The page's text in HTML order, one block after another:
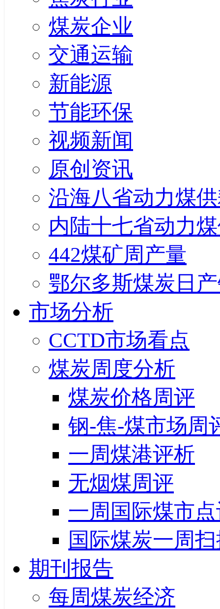
煤炭企业
交通运输
新能源
节能环保
视频新闻
原创资讯
沿海八省动力煤
内陆十七省动力
442煤矿周产量
鄂尔多斯煤炭日
市场分析
CCTD市场看点
煤炭周度分析
煤炭价格周评
钢-焦-煤市场周
一周煤港评析
无烟煤周评
一周国际煤市
国际煤炭一周
期刊报告
每周煤炭经济